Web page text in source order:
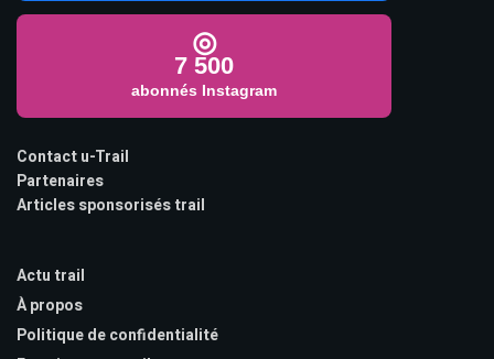
◎
7 500
abonnés Instagram
Contact u-Trail
Partenaires
Articles sponsorisés trail
Actu trail
À propos
Politique de confidentialité